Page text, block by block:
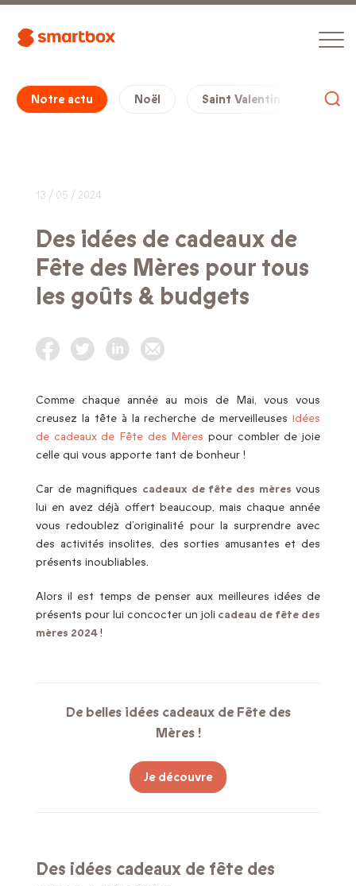
Notre actu Noël Saint Valentin
13 / 05 / 2024
Des idées de cadeaux de
Fête des Mères pour tous
les goûts & budgets
Comme chaque année au mois de Mai, vous vous
creusez la tête à la recherche de merveilleuses idées
de cadeaux de Fête des Mères pour combler de joie
celle qui vous apporte tant de bonheur !
Car de magnifiques cadeaux de fête des mères vous
lui en avez déjà offert beaucoup, mais chaque année
vous redoublez d’originalité pour la surprendre avec
des activités insolites, des sorties amusantes et des
présents inoubliables.
Alors il est temps de penser aux meilleures idées de
présents pour lui concocter un joli cadeau de fête des
mères 2024!
De belles idées cadeaux de Fête des
Mères !
Je découvre
Des idées cadeaux de fête des